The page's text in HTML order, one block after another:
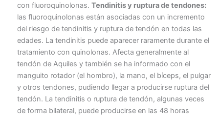
con fluoroquinolonas. Tendinitis y ruptura de tendones:
las fluoroquinolonas están asociadas con un incremento
del riesgo de tendinitis y ruptura de tendón en todas las
edades. La tendinitis puede aparecer raramente durante el
tratamiento con quinolonas. Afecta generalmente al
tendón de Aquiles y también se ha informado con el
manguito rotador (el hombro), la mano, el bíceps, el pulgar
y otros tendones, pudiendo llegar a producirse ruptura del
tendón. La tendinitis o ruptura de tendón, algunas veces
de forma bilateral, puede producirse en las 48 horas